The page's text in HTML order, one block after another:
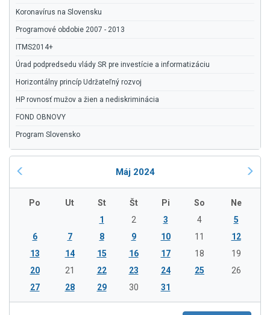
Koronavírus na Slovensku
Programové obdobie 2007 - 2013
ITMS2014+
Úrad podpredsedu vlády SR pre investície a informatizáciu
Horizontálny princíp Udržateľný rozvoj
HP rovnosť mužov a žien a nediskriminácia
FOND OBNOVY
Program Slovensko
Máj 2024
Po Ut St Št Pi So
Ne
1
2 3 4
5
6
7 8 9 10 11
12
13
14 15 16 17 18
19
20
21 22 23 24 25
26
27
28 29 30 31